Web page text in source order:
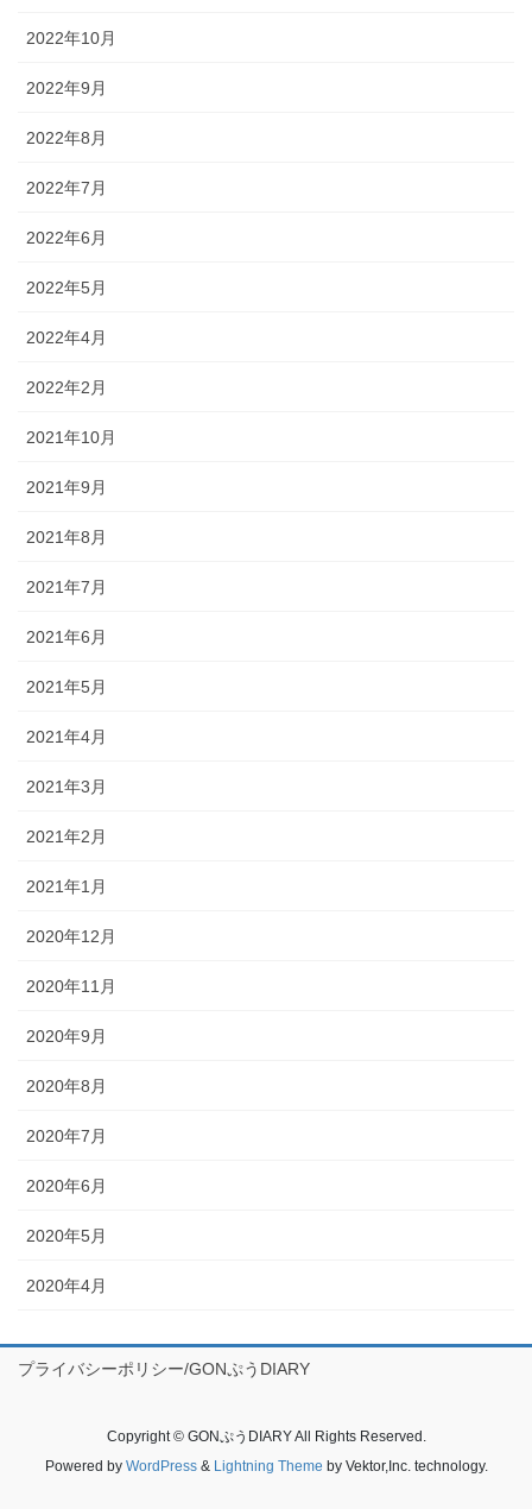
2022年10月
2022年9月
2022年8月
2022年7月
2022年6月
2022年5月
2022年4月
2022年2月
2021年10月
2021年9月
2021年8月
2021年7月
2021年6月
2021年5月
2021年4月
2021年3月
2021年2月
2021年1月
2020年12月
2020年11月
2020年9月
2020年8月
2020年7月
2020年6月
2020年5月
2020年4月
プライバシーポリシー/GONぷうDIARY
Copyright © GONぷうDIARY All Rights Reserved.
Powered by WordPress& Lightning Theme by Vektor,Inc. technology.